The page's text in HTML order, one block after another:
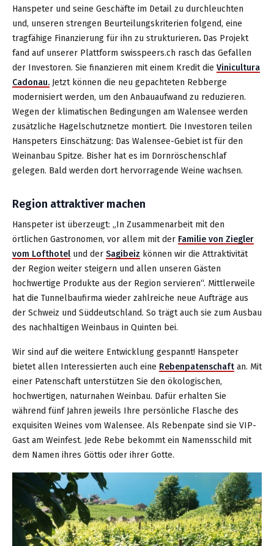
Hanspeter und seine Geschäfte im Detail zu durchleuchten
und, unseren strengen Beurteilungskriterien folgend, eine
tragfähige Finanzierung für ihn zu strukturieren. Das Projekt
fand auf unserer Plattform swisspeers.ch rasch das Gefallen
der Investoren. Sie finanzieren mit einem Kredit die Vinicultura
Cadonau. Jetzt können die neu gepachteten Rebberge
modernisiert werden, um den Anbauaufwand zu reduzieren.
Wegen der klimatischen Bedingungen am Walensee werden
zusätzliche Hagelschutznetze montiert. Die Investoren teilen
Hanspeters Einschätzung: Das Walensee-Gebiet ist für den
Weinanbau Spitze. Bisher hat es im Dornröschenschlaf
gelegen. Bald werden dort hervorragende Weine wachsen.
Region attraktiver machen
Hanspeter ist überzeugt: „In Zusammenarbeit mit den
örtlichen Gastronomen, vor allem mit der Familie von Ziegler
vom Lofthotel und der Sagibeiz können wir die Attraktivität
der Region weiter steigern und allen unseren Gästen
hochwertige Produkte aus der Region servieren“. Mittlerweile
hat die Tunnelbaufirma wieder zahlreiche neue Aufträge aus
der Schweiz und Süddeutschland. So trägt auch sie zum Ausbau
des nachhaltigen Weinbaus in Quinten bei.
Wir sind auf die weitere Entwicklung gespannt! Hanspeter
bietet allen Interessierten auch eine Rebenpatenschaft an. Mit
einer Patenschaft unterstützen Sie den ökologischen,
hochwertigen, naturnahen Weinbau. Dafür erhalten Sie
während fünf Jahren jeweils Ihre persönliche Flasche des
exquisiten Weines vom Walensee. Als Rebenpate sind sie VIP-
Gast am Weinfest. Jede Rebe bekommt ein Namensschild mit
dem Namen ihres Göttis oder ihrer Gotte.